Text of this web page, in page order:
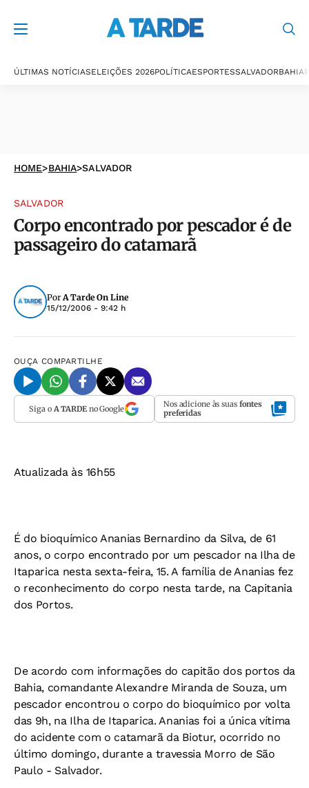
ÚLTIMAS NOTÍCIASELEIÇÕES 2026POLÍTICAESPORTESSALVADORBAHIA
HOME>BAHIA>SALVADOR
SALVADOR
Corpo encontrado por pescador é de
passageiro do catamarã
PorA Tarde On Line
15/12/2006 - 9:42 h
OUÇA COMPARTILHE
Siga o A TARDEno Google Nos adicione às suas fontes
preferidas
Atualizada às 16h55
É do bioquímico Ananias Bernardino da Silva, de 61
anos, o corpo encontrado por um pescador na Ilha de
Itaparica nesta sexta-feira, 15. A família de Ananias fez
o reconhecimento do corpo nesta tarde, na Capitania
dos Portos.
De acordo com informações do capitão dos portos da
Bahia, comandante Alexandre Miranda de Souza, um
pescador encontrou o corpo do bioquímico por volta
das 9h, na Ilha de Itaparica. Ananias foi a única vítima
do acidente com o catamarã da Biotur, ocorrido no
último domingo, durante a travessia Morro de São
Paulo - Salvador.